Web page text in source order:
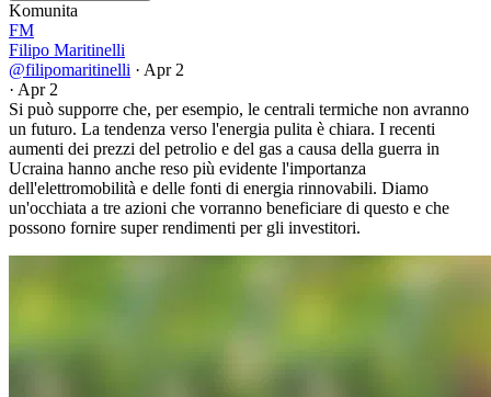
Komunita
FM
Filipo Maritinelli
@filipomaritinelli · Apr 2
· Apr 2
Si può supporre che, per esempio, le centrali termiche non avranno
un futuro. La tendenza verso l'energia pulita è chiara. I recenti
aumenti dei prezzi del petrolio e del gas a causa della guerra in
Ucraina hanno anche reso più evidente l'importanza
dell'elettromobilità e delle fonti di energia rinnovabili. Diamo
un'occhiata a tre azioni che vorranno beneficiare di questo e che
possono fornire super rendimenti per gli investitori.